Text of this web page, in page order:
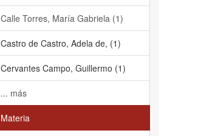
Calle Torres, María Gabriela (1)
Castro de Castro, Adela de, (1)
Cervantes Campo, Guillermo (1)
... más
Materia